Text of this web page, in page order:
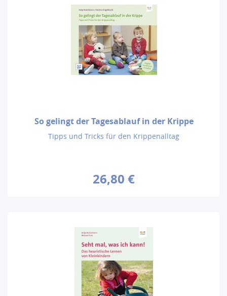
So gelingt der Tagesablauf in der Krippe
Tipps und Tricks für den Krippenalltag
26,80 €